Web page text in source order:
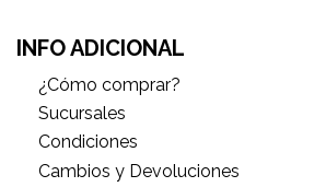
INFO ADICIONAL
¿Cómo comprar?
Sucursales
Condiciones
Cambios y Devoluciones